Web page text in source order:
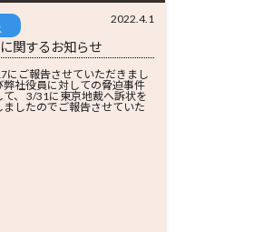
2022.4.1
関するお知らせ
にご報告させていただきまし
弊社役員に対しての脅迫事件
て、 3/31に東京地裁へ訴状を
ましたのでご報告させていた